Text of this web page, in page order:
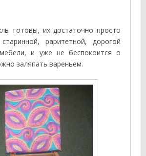
готовы, их достаточно просто
раритетной, дорогой
мебели, и уже не беспокоится о
заляпать вареньем.